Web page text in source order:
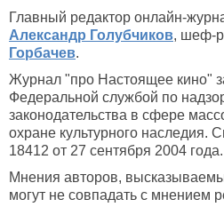
Главный редактор онлайн-
Александр Голубчиков, шеф-
Горбачев.
Журнал "про Настоящее кино"
Федеральной службой по
законодательства в сфере
охране культурного наследия.
18412 от 27 сентября 2004 года.
Мнения авторов,
могут не совпадать с мнением